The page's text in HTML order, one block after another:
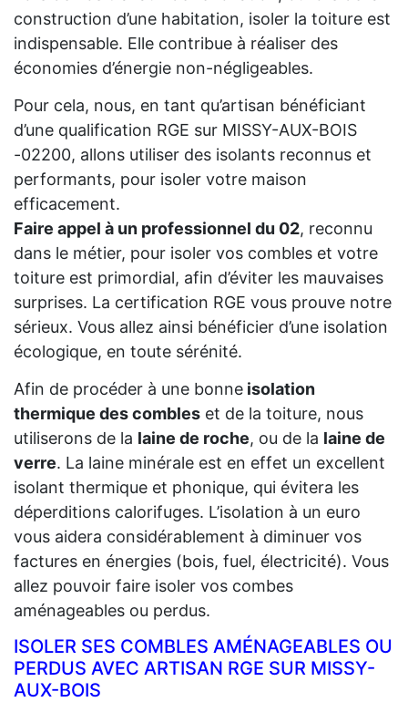
construction d’une habitation, isoler la toiture est
indispensable. Elle contribue à réaliser des
économies d’énergie non-négligeables.
Pour cela, nous, en tant qu’artisan bénéficiant
d’une qualification RGE sur MISSY-AUX-BOIS
-02200, allons utiliser des isolants reconnus et
performants, pour isoler votre maison
efficacement.
Faire appel à un professionnel du 02, reconnu
dans le métier, pour isoler vos combles et votre
toiture est primordial, afin d’éviter les mauvaises
surprises. La certification RGE vous prouve notre
sérieux. Vous allez ainsi bénéficier d’une isolation
écologique, en toute sérénité.
Afin de procéder à une bonne isolation
thermique des combles et de la toiture, nous
utiliserons de la laine de roche, ou de la laine de
verre. La laine minérale est en effet un excellent
isolant thermique et phonique, qui évitera les
déperditions calorifuges. L’isolation à un euro
vous aidera considérablement à diminuer vos
factures en énergies (bois, fuel, électricité). Vous
allez pouvoir faire isoler vos combes
aménageables ou perdus.
ISOLER SES COMBLES AMÉNAGEABLES OU
PERDUS AVEC ARTISAN RGE SUR MISSY-
AUX-BOIS